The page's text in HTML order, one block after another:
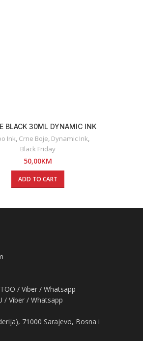
BLACK 30ML DYNAMIC INK
Ink, Crne Boje, Dynamic Ink,
Black Friday
50,00KM
ADD TO CART
/ Viber / Whatsapp
/ Viber / Whatsapp
71000 Sarajevo, Bosna i